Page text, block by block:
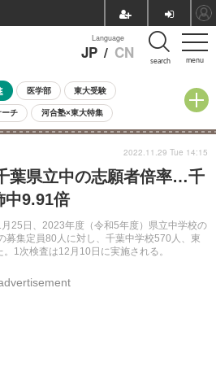
menu
Language
JP / CN search
医学部 東大受験
ーチ 河合塾×東大特集
中学受験 小学校受験
高校 過去問 人気記事
由研究教材（中学生向け）
葉県立中の志願者倍率…千
中9.91倍
25日、2023年度（令和5年度）県立中学校の
募集定員80人に対し、千葉中学校570人、東
1次検査は12月10日に実施される。
2022.11.29 Tue 14:15